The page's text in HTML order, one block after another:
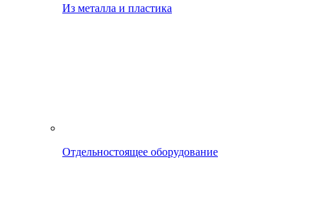
Из металла и пластика
Отдельностоящее оборудование